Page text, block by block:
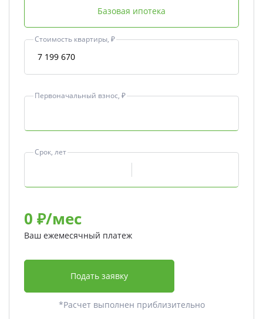
Базовая ипотека
Стоимость квартиры, ₽
Первоначальный взнос, ₽
Срок, лет
0 ₽/мес
Ваш ежемесячный платеж
Подать заявку
*Расчет выполнен приблизительно